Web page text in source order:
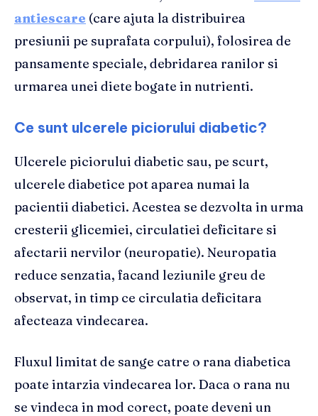
antiescare (care ajuta la distribuirea
presiunii pe suprafata corpului), folosirea de
pansamente speciale, debridarea ranilor si
urmarea unei diete bogate in nutrienti.
​Ce sunt ulcerele piciorului diabetic?
Ulcerele piciorului diabetic sau, pe scurt,
ulcerele diabetice pot aparea numai la
pacientii diabetici. Acestea se dezvolta in urma
cresterii glicemiei, circulatiei deficitare si
afectarii nervilor (neuropatie). Neuropatia
reduce senzatia, facand leziunile greu de
observat, in timp ce circulatia deficitara
afecteaza vindecarea.
Fluxul limitat de sange catre o rana diabetica
poate intarzia vindecarea lor. Daca o rana nu
se vindeca in mod corect, poate deveni un